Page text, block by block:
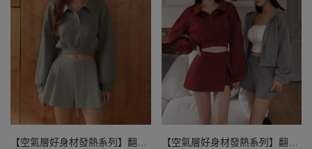
【空氣層好身材發熱系列】翻領
【空氣層好身材發熱系列】翻領